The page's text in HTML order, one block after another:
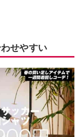
せやすい